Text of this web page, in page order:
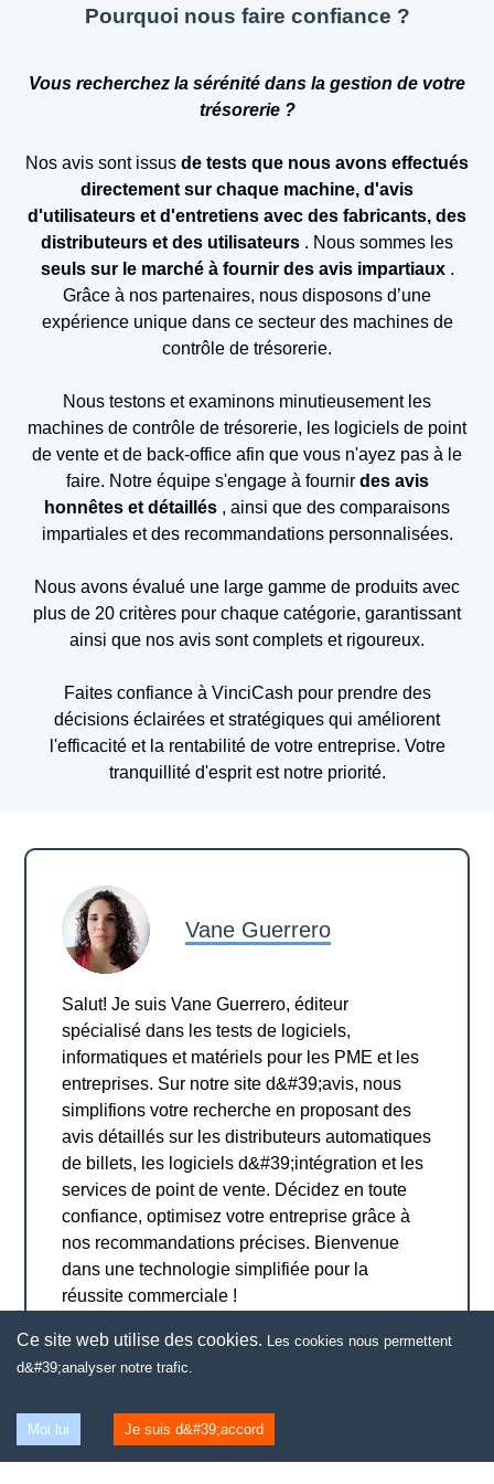
Pourquoi nous faire confiance ?
Vous recherchez la sérénité dans la gestion de votre
trésorerie ?
Nos avis sont issus de tests que nous avons effectués
directement sur chaque machine, d'avis
d'utilisateurs et d'entretiens avec des fabricants, des
distributeurs et des utilisateurs . Nous sommes les
seuls sur le marché à fournir des avis impartiaux.
Grâce à nos partenaires, nous disposons d’une
expérience unique dans ce secteur des machines de
contrôle de trésorerie.
Nous testons et examinons minutieusement les
machines de contrôle de trésorerie, les logiciels de point
de vente et de back-office afin que vous n'ayez pas à le
faire. Notre équipe s'engage à fournir des avis
honnêtes et détaillés , ainsi que des comparaisons
impartiales et des recommandations personnalisées.
Nous avons évalué une large gamme de produits avec
plus de 20 critères pour chaque catégorie, garantissant
ainsi que nos avis sont complets et rigoureux.
Faites confiance à VinciCash pour prendre des
décisions éclairées et stratégiques qui améliorent
l'efficacité et la rentabilité de votre entreprise. Votre
tranquillité d'esprit est notre priorité.
Vane Guerrero
Salut! Je suis Vane Guerrero, éditeur
spécialisé dans les tests de logiciels,
informatiques et matériels pour les PME et les
entreprises. Sur notre site d&#39;avis, nous
simplifions votre recherche en proposant des
avis détaillés sur les distributeurs automatiques
de billets, les logiciels d&#39;intégration et les
services de point de vente. Décidez en toute
confiance, optimisez votre entreprise grâce à
nos recommandations précises. Bienvenue
dans une technologie simplifiée pour la
réussite commerciale !
Ce site web utilise des cookies. Les cookies nous permettent
d&#39;analyser notre trafic.
Moi lui Je suis d&#39;accord